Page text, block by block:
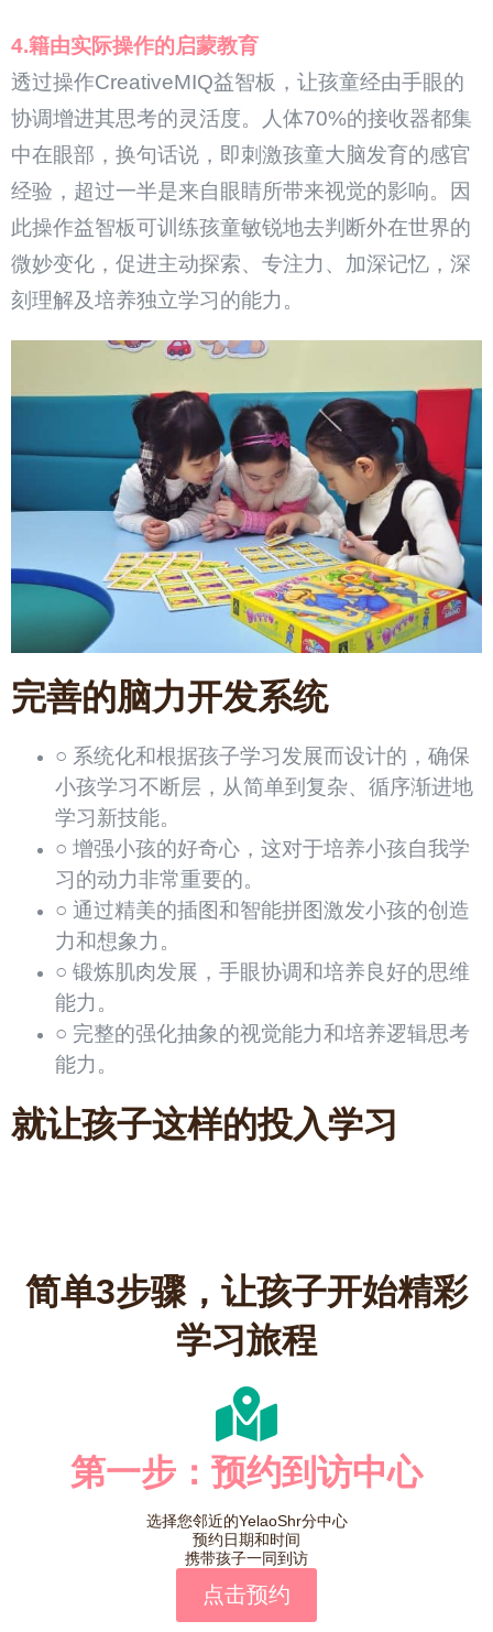
4.籍由实际操作的启蒙教育
透过操作CreativeMIQ益智板，让孩童经由手眼的
协调增进其思考的灵活度。人体70%的接收器都集
中在眼部，换句话说，即刺激孩童大脑发育的感官
经验，超过一半是来自眼睛所带来视觉的影响。因
此操作益智板可训练孩童敏锐地去判断外在世界的
微妙变化，促进主动探索、专注力、加深记忆，深
刻理解及培养独立学习的能力。
完善的脑力开发系统
○ 系统化和根据孩子学习发展而设计的，确保
小孩学习不断层，从简单到复杂、循序渐进地
学习新技能。
○ 增强小孩的好奇心，这对于培养小孩自我学
习的动力非常重要的。
○ 通过精美的插图和智能拼图激发小孩的创造
力和想象力。
○ 锻炼肌肉发展，手眼协调和培养良好的思维
能力。
○ 完整的强化抽象的视觉能力和培养逻辑思考
能力。
就让孩子这样的投入学习
简单3步骤，让孩子开始精彩
学习旅程
第一步：预约到访中心
选择您邻近的YelaoShr分中心
预约日期和时间
携带孩子一同到访
点击预约